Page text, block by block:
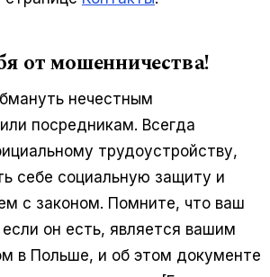
от мошенничества!
нечестным
посредникам. Всегда
трудоустройству,
себе социальную защиту и
с законом. Помните, что ваш
если он есть, является вашим
в Польше, и об этом документе